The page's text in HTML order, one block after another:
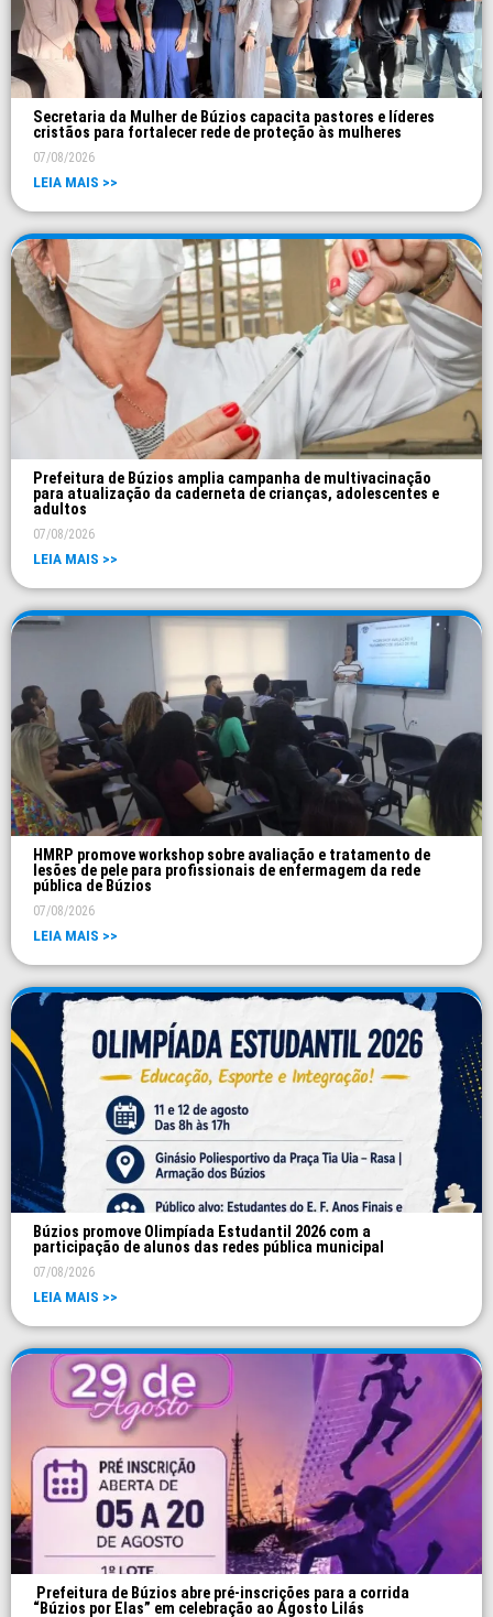
Secretaria da Mulher de Búzios capacita pastores e líderes
cristãos para fortalecer rede de proteção às mulheres
07/08/2026
LEIA MAIS >>
Prefeitura de Búzios amplia campanha de multivacinação
para atualização da caderneta de crianças, adolescentes e
adultos
07/08/2026
LEIA MAIS >>
HMRP promove workshop sobre avaliação e tratamento de
lesões de pele para profissionais de enfermagem da rede
pública de Búzios
07/08/2026
LEIA MAIS >>
Búzios promove Olimpíada Estudantil 2026 com a
participação de alunos das redes pública municipal
07/08/2026
LEIA MAIS >>
Prefeitura de Búzios abre pré-inscrições para a corrida
“Búzios por Elas” em celebração ao Agosto Lilás